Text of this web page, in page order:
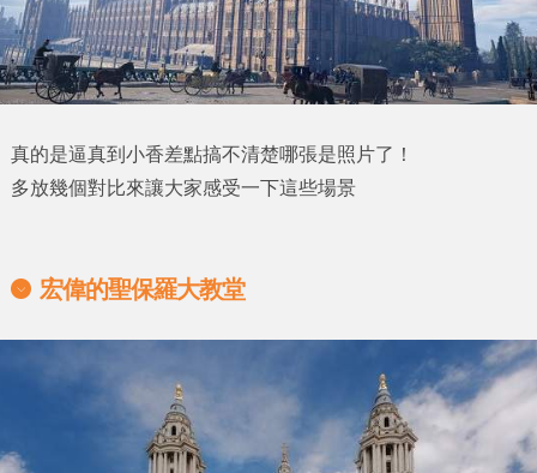
真的是逼真到小香差點搞不清楚哪張是照片了！
多放幾個對比來讓大家感受一下這些場景
宏偉的聖保羅大教堂